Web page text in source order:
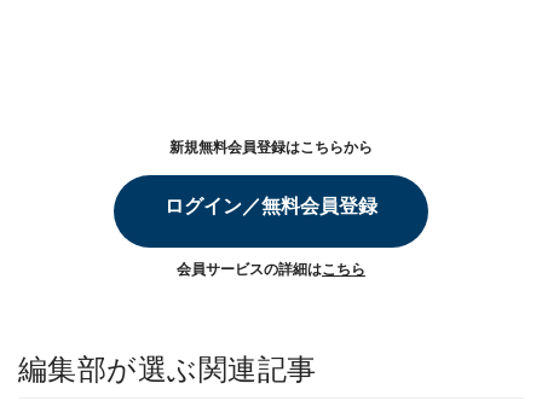
新規無料会員登録はこちらから
ログイン／無料会員登録
会員サービスの詳細はこちら
編集部が選ぶ関連記事